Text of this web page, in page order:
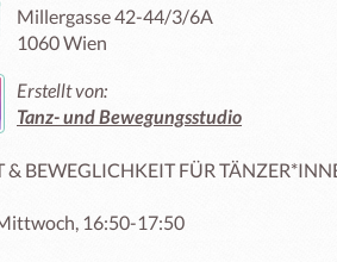
Millergasse 42-44/3/6A
1060 Wien
Erstellt von:
Tanz- und Bewegungsstudio
& BEWEGLICHKEIT FÜR
16:50-17:50